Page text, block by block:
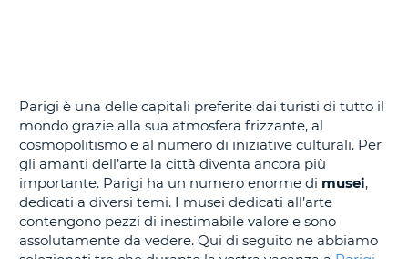
Parigi è una delle capitali preferite dai turisti di tutto il
mondo grazie alla sua atmosfera frizzante, al
cosmopolitismo e al numero di iniziative culturali. Per
gli amanti dell’arte la città diventa ancora più
importante. Parigi ha un numero enorme di musei,
dedicati a diversi temi. I musei dedicati all’arte
contengono pezzi di inestimabile valore e sono
assolutamente da vedere. Qui di seguito ne abbiamo